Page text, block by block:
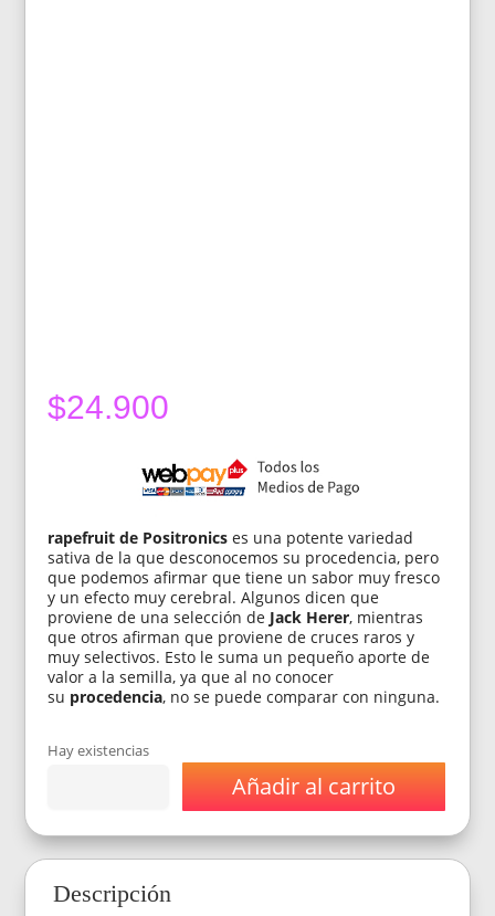
$24.900
rapefruit de Positronics es una potente variedad
sativa de la que desconocemos su procedencia, pero
que podemos afirmar que tiene un sabor muy fresco
y un efecto muy cerebral. Algunos dicen que
proviene de una selección de Jack Herer, mientras
que otros afirman que proviene de cruces raros y
muy selectivos. Esto le suma un pequeño aporte de
valor a la semilla, ya que al no conocer
su procedencia, no se puede comparar con ninguna.
Hay existencias
Grape
Fruit
x5
Añadir al carrito
Descripción